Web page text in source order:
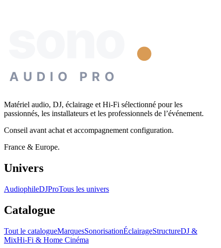
AUDIO PRO
Matériel audio, DJ, éclairage et Hi-Fi sélectionné pour les
passionnés, les installateurs et les professionnels de l’événement.
Conseil avant achat et accompagnement configuration.
France & Europe.
Univers
AudiophileDJProTous les univers
Catalogue
Tout le catalogueMarquesSonorisationÉclairageStructureDJ &
MixHi-Fi & Home Cinéma